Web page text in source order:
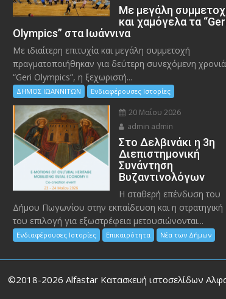
Με μεγάλη
και χαμόγελα τα
Olympics” στα Ιωάννινα
Με ιδιαίτερη επιτυχία και μεγάλη συμμετοχή
πραγματοποιήθηκαν για δεύτερη συνεχόμενη
“Geri Olympics”, η ξεχωριστή...
ΔΗΜΟΣ ΙΩΑΝΝΙΤΩΝ Ενδιαφέρουσες Ιστορίες
20 Μαΐου 2026
admin admin
Στο Δελβινάκι η 3η
Διεπιστημονική
Συνάντηση
Βυζαντινολόγων
Η σταθερή επένδυση του
Δήμου Πωγωνίου στην εκπαίδευση και η στρατηγική
του επιλογή για εξωστρέφεια μετουσιώνονται...
Ενδιαφέρουσες Ιστορίες Επικαιρότητα Νέα των Δήμων
©2018-2026 Alfastar Κατασκευή ιστοσελίδων